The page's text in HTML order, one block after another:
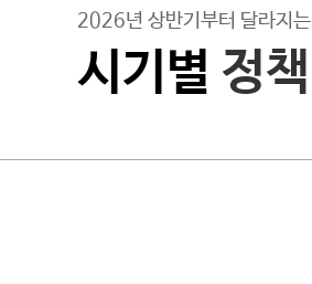
2026년 상반기부터 달라지는
시기별 정책